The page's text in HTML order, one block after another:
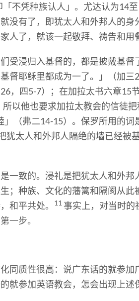
不凭种族认人」。尤达认为14
没有了，即犹太人和外邦人的身
人了，就该一起敬拜、祷告和用
受浸归入基督的，都是披戴基督
督耶稣里都成为一了。」（加三
，四5-7）；在加拉太书六章15
以他也要求加拉太教会的信徒把
（弗二14-15）。保罗所用的词
犹太人和外邦人隔绝的墙已经被
一致的。浸礼是把犹太人和外邦
；种族、文化的藩篱和隔阂从
和平共处。
11 事实上，对当时的
一步。
同质性很高：说广东话的就参加
就参加英语教会，怎会出现上述